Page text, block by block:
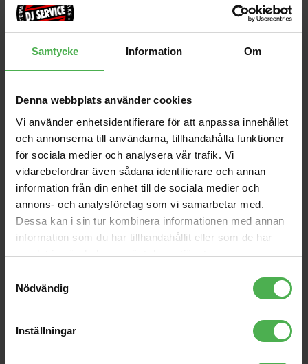
Samtycke Information Om
Denna webbplats använder cookies
Vi använder enhetsidentifierare för att anpassa innehållet
och annonserna till användarna, tillhandahålla funktioner
för sociala medier och analysera vår trafik. Vi
vidarebefordrar även sådana identifierare och annan
information från din enhet till de sociala medier och
annons- och analysföretag som vi samarbetar med.
Dessa kan i sin tur kombinera informationen med annan
information som du har tillhandahållit eller som de har
samlat in när du har använt deras tjänster.
Nödvändig
Inställningar
30 kr/st
shopping_cartKÖP
Andra som handlade D'Addario PNG027 köpte även
6899 kr
Neutrik 3m
GXF-132
150 kr
LE040PB
36 kr
197 kr
Loudspeaker
Chroma Jacks Blue
129 kr